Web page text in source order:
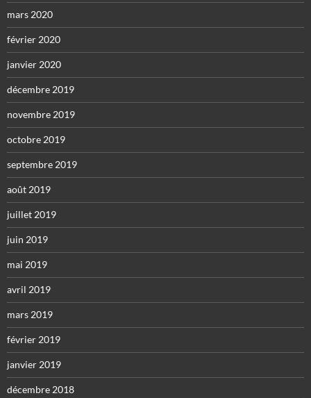
mars 2020
février 2020
janvier 2020
décembre 2019
novembre 2019
octobre 2019
septembre 2019
août 2019
juillet 2019
juin 2019
mai 2019
avril 2019
mars 2019
février 2019
janvier 2019
décembre 2018